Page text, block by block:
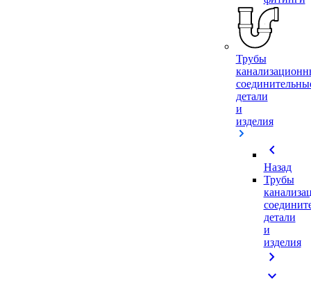
Трубы
детали
и
изделия
chevron_left
Назад
Трубы
детали
и
изделия
chevron_right
expand_more